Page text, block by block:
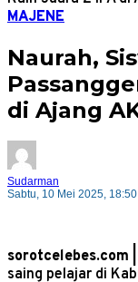
MAJENE
Naurah,
di Ajang
Sudarman
Sabtu, 10 Mei 2025, 18:50
sorotcelebes.com |
saing pelajar di